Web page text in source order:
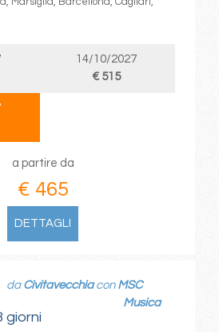
14/10/2027
€ 515
a partire da
€ 465
DETTAGLI
giorni
da Civitavecchiacon MSC
Musica